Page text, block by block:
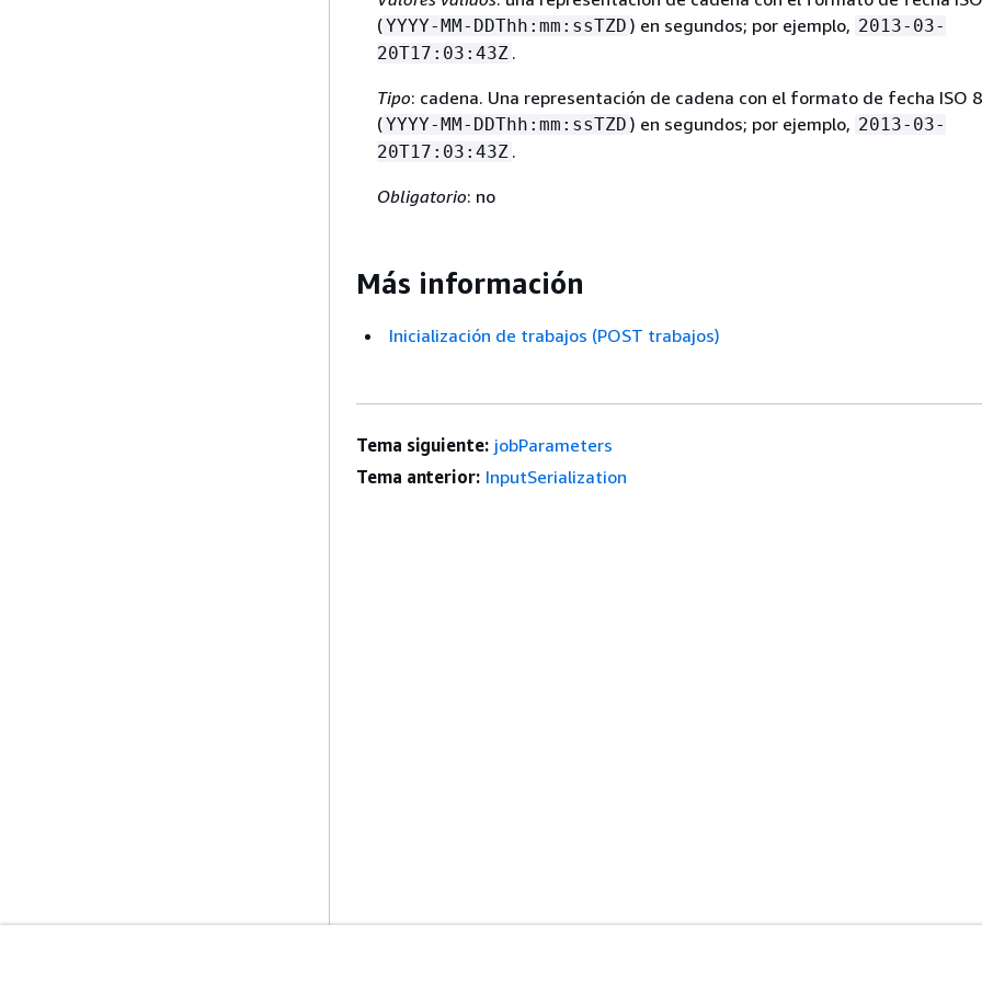
(YYYY-MM-DDThh:mm:ssTZD ) en segundos; por ejemplo, 2013-03-
20T17:03:43Z .
Tipo: cadena. Una representación de cadena con el formato de fecha ISO
(YYYY-MM-DDThh:mm:ssTZD ) en segundos; por ejemplo, 2013-03-
20T17:03:43Z .
Obligatorio: no
Más información
Inicialización de trabajos (POST trabajos)
Tema siguiente: jobParameters
Tema anterior: InputSerialization